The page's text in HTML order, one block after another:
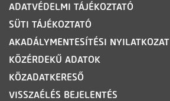
ADATVÉDELMI TÁJÉKOZTATÓ
SÜTI TÁJÉKOZTATÓ
AKADÁLYMENTESÍTÉSI NYILATKOZAT
KÖZÉRDEKŰ ADATOK
KÖZADATKERESŐ
VISSZAÉLÉS BEJELENTÉS